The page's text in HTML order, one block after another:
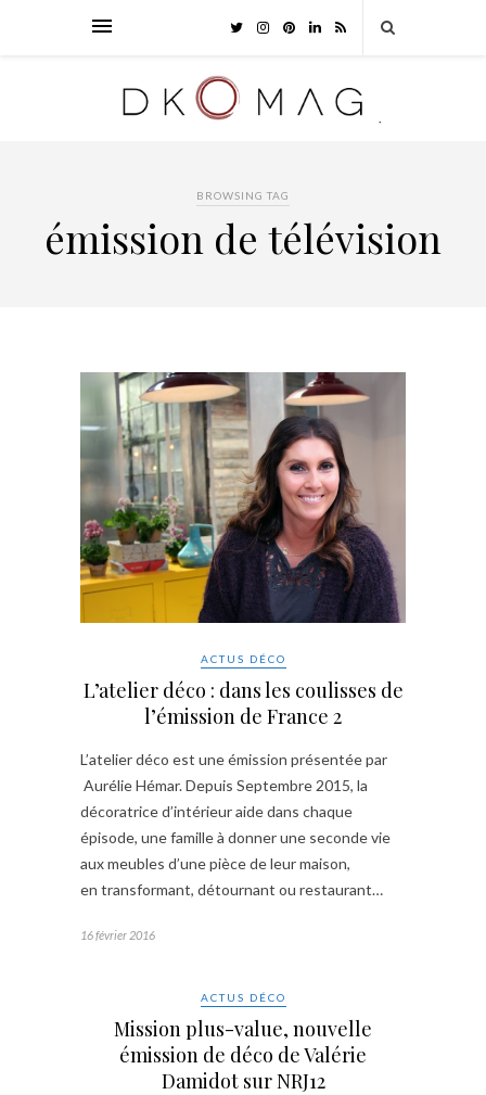
BROWSING TAG
émission de télévision
ACTUS DÉCO
L’atelier déco : dans les coulisses de
l’émission de France 2
L’atelier déco est une émission présentée par
Aurélie Hémar. Depuis Septembre 2015, la
décoratrice d’intérieur aide dans chaque
épisode, une famille à donner une seconde vie
aux meubles d’une pièce de leur maison,
en transformant, détournant ou restaurant…
16 février 2016
ACTUS DÉCO
Mission plus-value, nouvelle
émission de déco de Valérie
Damidot sur NRJ12